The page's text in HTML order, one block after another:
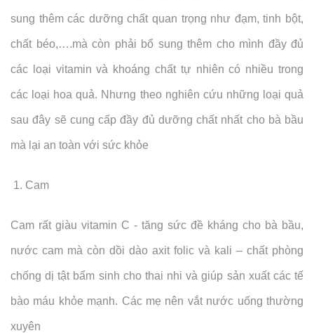
sung thêm các dưỡng chất quan trọng như đạm, tinh bột,
chất béo,….mà còn phải bổ sung thêm cho mình đầy đủ
các loại vitamin và khoáng chất tự nhiên có nhiều trong
các loại hoa quả. Nhưng theo nghiên cứu những loại quả
sau đây sẽ cung cấp đầy đủ dưỡng chất nhất cho bà bầu
mà lại an toàn với sức khỏe
1. Cam
Cam rất giàu vitamin C - tăng sức đề kháng cho bà bầu,
nước cam mà còn dồi dào axit folic và kali – chất phòng
chống dị tật bẩm sinh cho thai nhi và giúp sản xuất các tế
bào máu khỏe mạnh. Các mẹ nên vắt nước uống thường
xuyên